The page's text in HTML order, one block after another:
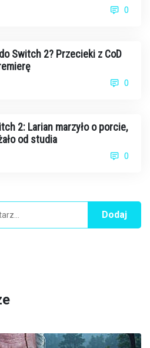
0
Switch 2? Przecieki z CoD
0
2: Larian marzyło o porcie,
od studia
0
Dodaj